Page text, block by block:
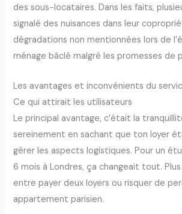
des sous-locataires. Dans les faits,
signalé des nuisances dans leur
dégradations non mentionnées lors de
ménage bâclé malgré les promesses de
Les avantages et inconvénients du
Ce qui attirait les utilisateurs
Le principal avantage, c’était la
sereinement en sachant que ton loyer
gérer les aspects logistiques. Pour un
6 mois à Londres, ça changeait tout.
entre payer deux loyers ou risquer de
appartement parisien.